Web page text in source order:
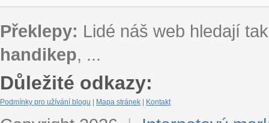
Překlepy: Lidé náš web hledají
handikep, ...
Důležité odkazy:
Podmínky pro užívání blogu Mapa stránek Kontakt